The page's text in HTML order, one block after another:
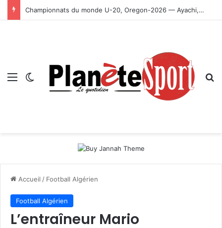
Championnats du monde U-20, Oregon-2026 — Ayachi, Dissa, Touahria et Ghezali en finale
Menu Switch skin
Accueil / Football Algérien
Football Algérien
L’entraîneur Mario